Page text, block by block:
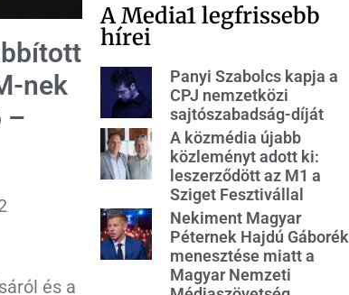
nek
–
és a
A Media1 legfrissebb
hírei
Panyi Szabolcs kapja a
CPJ nemzetközi
sajtószabadság-díját
A közmédia újabb
közleményt adott ki:
leszerződött az M1 a
Sziget Fesztivállal
Nekiment Magyar
Péternek Hajdú Gáborék
menesztése miatt a
Magyar Nemzeti